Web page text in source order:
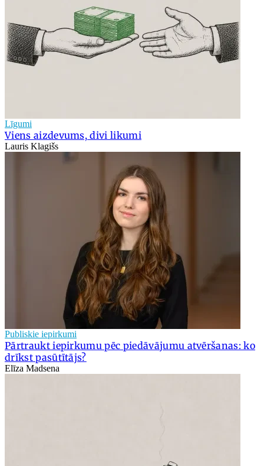
Līgumi
Viens aizdevums, divi likumi
Lauris Klagišs
Publiskie iepirkumi
Pārtraukt iepirkumu pēc piedāvājumu atvēršanas: ko
drīkst pasūtītājs?
Elīza Madsena